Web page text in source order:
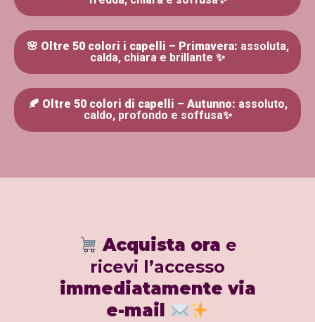
🌸 Oltre 50 colori i capelli – Primavera: assoluta,
calda, chiara e brillante ✨
🍂 Oltre 50 colori di capelli – Autunno: assoluto,
caldo, profondo e soffusa✨
Acquista ora e
ricevi l’accesso
immediatamente via
e-mail